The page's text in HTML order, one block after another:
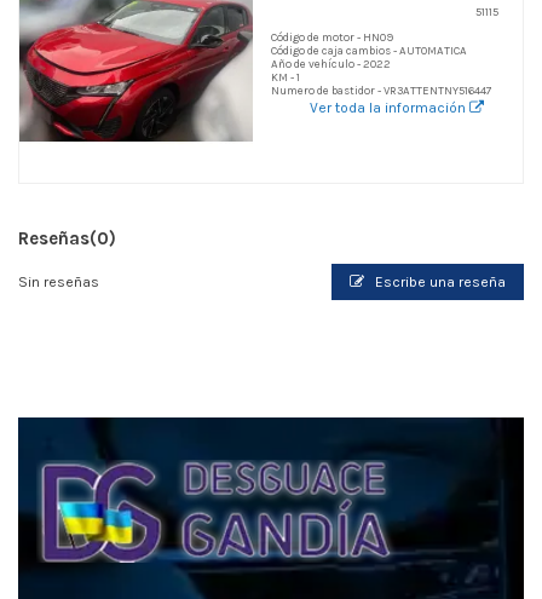
51115
Código de motor - HN09
Código de caja cambios - AUTOMATICA
Año de vehículo - 2022
KM - 1
Numero de bastidor - VR3ATTENTNY516447
Ver toda la información
Reseñas(0)
Sin reseñas Escribe una reseña